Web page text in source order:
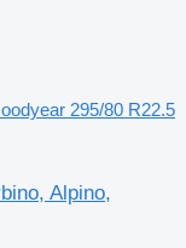
295/80 R22.5
Alpino,